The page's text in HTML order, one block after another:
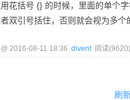
花括号 {} 的时候，里面的单个字
双引号括住，否则就会视为多个
2016-08-11 18:36 divent阅读(9620
刷